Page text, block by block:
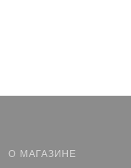
О МАГАЗИНЕ